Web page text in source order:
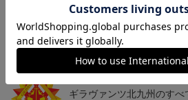
北九州
ギラヴァンツ北九州のユ
援しよう！
ギラヴァンツ北九州のす